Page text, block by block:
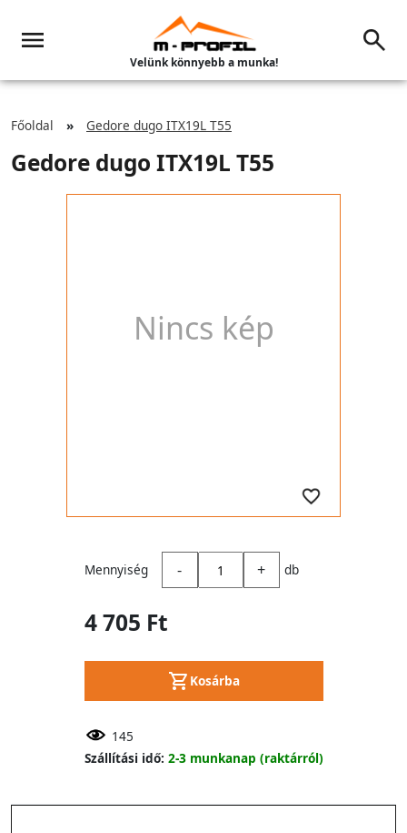
Velünk könnyebb a munka!
Főoldal Gedore dugo ITX19L T55
Gedore dugo ITX19L T55
Nincs kép
Mennyiség - + db
4 705 Ft
Kosárba
145
Szállítási idő: 2-3 munkanap (raktárról)